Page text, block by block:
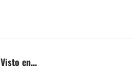
Visto en...